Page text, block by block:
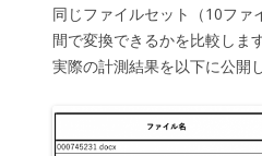
同じファイルセット（10ファ
間で変換できるかを比較します
実際の計測結果を以下に公開